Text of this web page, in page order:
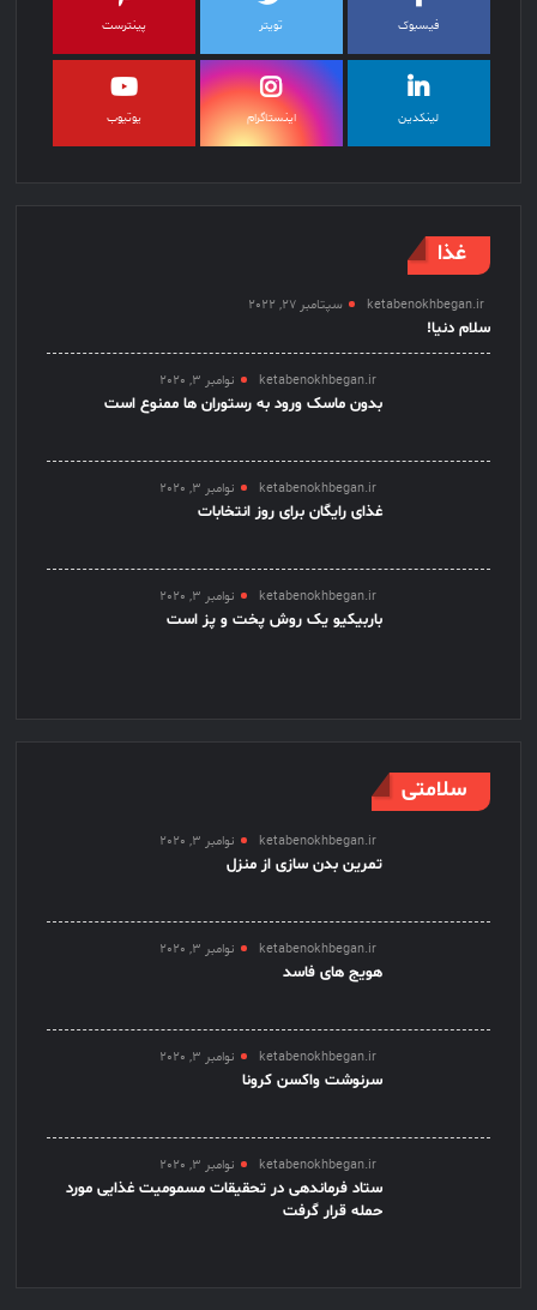
فیسبوک تویتر پینترست
لینکدین اینستاگرام یوتیوب
غذا
ketabenokhbegan.ir سپتامبر 27, 2022
سلام دنیا!
ketabenokhbegan.ir نوامبر 3, 2020
بدون ماسک ورود به رستوران ها ممنوع است
ketabenokhbegan.ir نوامبر 3, 2020
غذای رایگان برای روز انتخابات
ketabenokhbegan.ir نوامبر 3, 2020
باربیکیو یک روش پخت و پز است
سلامتی
ketabenokhbegan.ir نوامبر 3, 2020
تمرین بدن سازی از منزل
ketabenokhbegan.ir نوامبر 3, 2020
هویج های فاسد
ketabenokhbegan.ir نوامبر 3, 2020
سرنوشت واکسن کرونا
ketabenokhbegan.ir نوامبر 3, 2020
ستاد فرماندهی در تحقیقات مسمومیت غذایی مورد
حمله قرار گرفت